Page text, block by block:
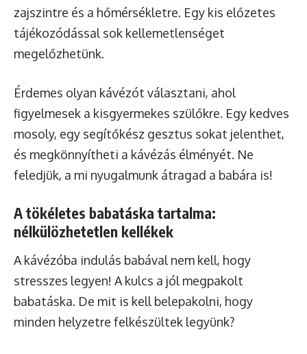
zajszintre és a hőmérsékletre. Egy kis előzetes
tájékozódással sok kellemetlenséget
megelőzhetünk.
Érdemes olyan kávézót választani, ahol
figyelmesek a kisgyermekes szülőkre. Egy kedves
mosoly, egy segítőkész gesztus sokat jelenthet,
és megkönnyítheti a kávézás élményét. Ne
feledjük, a mi nyugalmunk átragad a babára is!
A tökéletes babatáska tartalma:
nélkülözhetetlen kellékek
A kávézóba indulás babával nem kell, hogy
stresszes legyen! A kulcs a jól megpakolt
babatáska. De mit is kell belepakolni, hogy
minden helyzetre felkészültek legyünk?